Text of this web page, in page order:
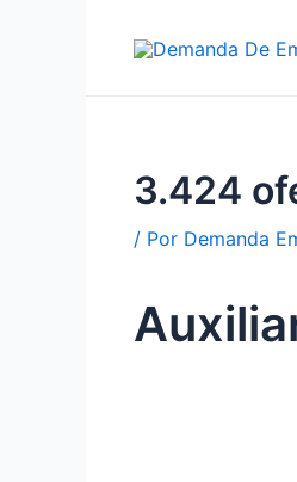
3.424
/ Por Demanda